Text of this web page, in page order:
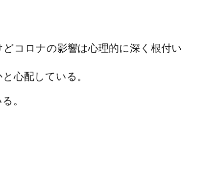
コロナの影響は心理的に深く根付い
心配している。
。